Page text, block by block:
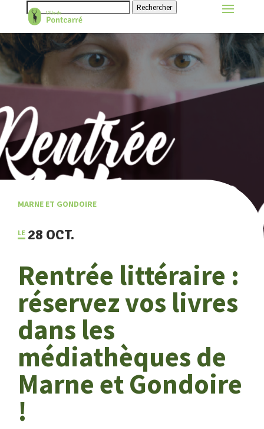
Rechercher
MARNE ET GONDOIRE
28 OCT.
Rentrée littéraire :
réservez vos livres
dans les
médiathèques de
Marne et Gondoire
!